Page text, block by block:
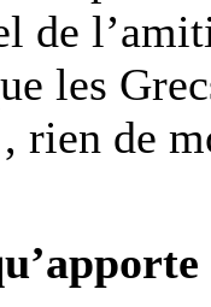
de
les
rien de